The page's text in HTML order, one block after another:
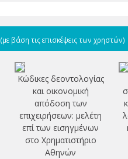
(με βάση τις επισκέψεις των χρηστών)
Κώδικες δεοντολογίας
και οικονομική
απόδοση των
επιχειρήσεων: μελέτη
επί των εισηγμένων
στο Χρηματιστήριο
Αθηνών